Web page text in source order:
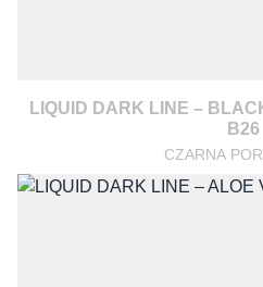
LIQUID DARK LINE –
B26
CZARNA